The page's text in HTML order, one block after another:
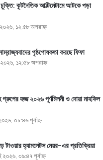
চুক্তি: কূটনৈতিক আল্টিমেটামে আটকে পড়া
১২:৫৮ অপরাহ্ণ
পৃষ্ঠপোষকতা করছে ফিফা
১২:৫৮ অপরাহ্ণ
গ্রুপের হজ্জ ২০২৬ পূর্ণমিলনী ও দোয়া মাহফিল
০৮:৪৬ পূর্বাহ্ণ
টাওয়ার হ্যামলেটস মেয়র-এর প্রতিক্রিয়া
০৯:৪৭ পূর্বাহ্ণ